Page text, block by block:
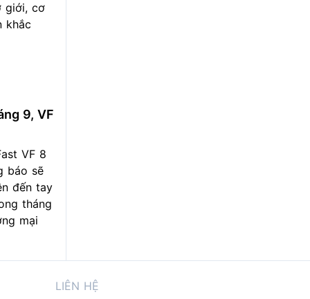
giới, cơ
khắc
9, VF
VF 8
báo sẽ
đến tay
tháng
mại
LIÊN HỆ